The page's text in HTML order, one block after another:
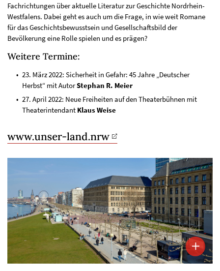
Fachrichtungen über aktuelle Literatur zur Geschichte Nordrhein-
Westfalens. Dabei geht es auch um die Frage, in wie weit Romane
für das Geschichtsbewusstsein und Gesellschaftsbild der
Bevölkerung eine Rolle spielen und es prägen?
Weitere Termine:
23. März 2022: Sicherheit in Gefahr: 45 Jahre „Deutscher
Herbst“ mit AutorStephan R. Meier
27. April 2022: Neue Freiheiten auf den Theaterbühnen mit
Theaterintendant Klaus Weise
www.unser-land.nrw